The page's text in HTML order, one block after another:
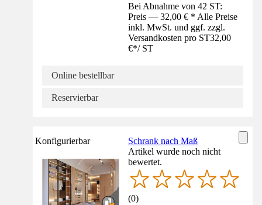
Bei Abnahme von 42 ST:
Preis — 32,00 € * Alle Preise
inkl. MwSt. und ggf. zzgl.
Versandkosten pro ST32,00
€*/ ST
Online bestellbar
Reservierbar
Konfigurierbar
Schrank nach Maß
Artikel wurde noch nicht
bewertet.
(0)